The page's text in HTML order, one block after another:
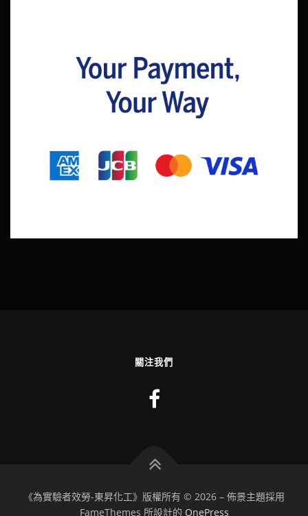
關注我們
《為實驗者效勞-東昇化工》版權所有 © 2026 – 佈景主題採用
FameThemes 所設計的 OnePress